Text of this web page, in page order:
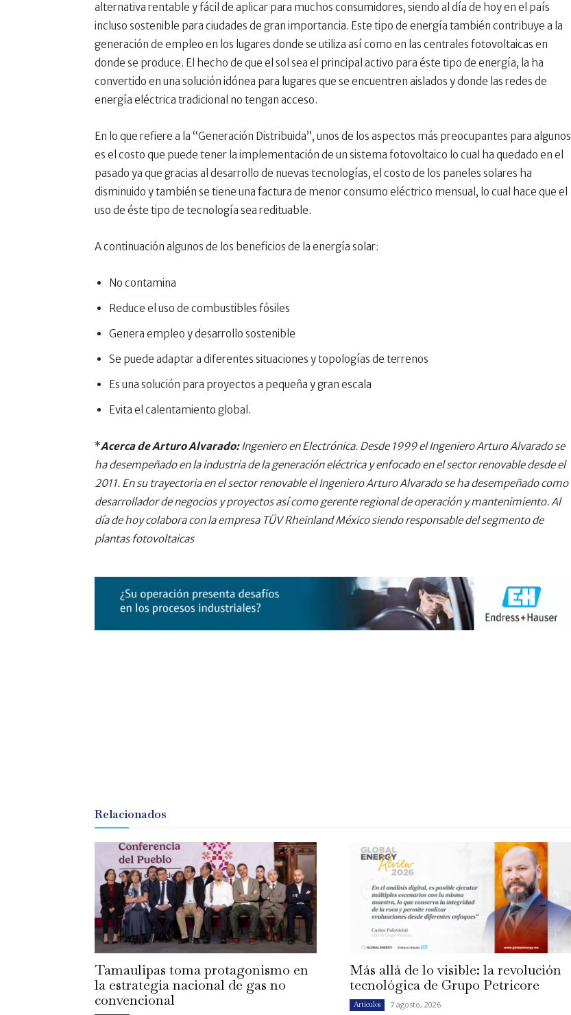
alternativa rentable y fácil de aplicar para muchos consumidores, siendo al día de hoy en el país
incluso sostenible para ciudades de gran importancia. Este tipo de energía también contribuye a la
generación de empleo en los lugares donde se utiliza así como en las centrales fotovoltaicas en
donde se produce. El hecho de que el sol sea el principal activo para éste tipo de energía, la ha
convertido en una solución idónea para lugares que se encuentren aislados y donde las redes de
energía eléctrica tradicional no tengan acceso.
En lo que refiere a la “Generación Distribuida”, unos de los aspectos más preocupantes para algunos
es el costo que puede tener la implementación de un sistema fotovoltaico lo cual ha quedado en el
pasado ya que gracias al desarrollo de nuevas tecnologías, el costo de los paneles solares ha
disminuido y también se tiene una factura de menor consumo eléctrico mensual, lo cual hace que el
uso de éste tipo de tecnología sea redituable.
A continuación algunos de los beneficios de la energía solar:
No contamina
Reduce el uso de combustibles fósiles
Genera empleo y desarrollo sostenible
Se puede adaptar a diferentes situaciones y topologías de terrenos
Es una solución para proyectos a pequeña y gran escala
Evita el calentamiento global.
*Acerca de Arturo Alvarado:Ingeniero en Electrónica. Desde 1999 el Ingeniero Arturo Alvarado se
ha desempeñado en la industria de la generación eléctrica y enfocado en el sector renovable desde el
2011. En su trayectoria en el sector renovable el Ingeniero Arturo Alvarado se ha desempeñado como
desarrollador de negocios y proyectos así como gerente regional de operación y mantenimiento. Al
día de hoy colabora con la empresa TÜV Rheinland México siendo responsable del segmento de
plantas fotovoltaicas
Relacionados
Tamaulipas toma protagonismo en
la estrategia nacional de gas no
convencional
Más allá de lo visible: la revolución
tecnológica de Grupo Petricore
Artículos 7 agosto, 2026